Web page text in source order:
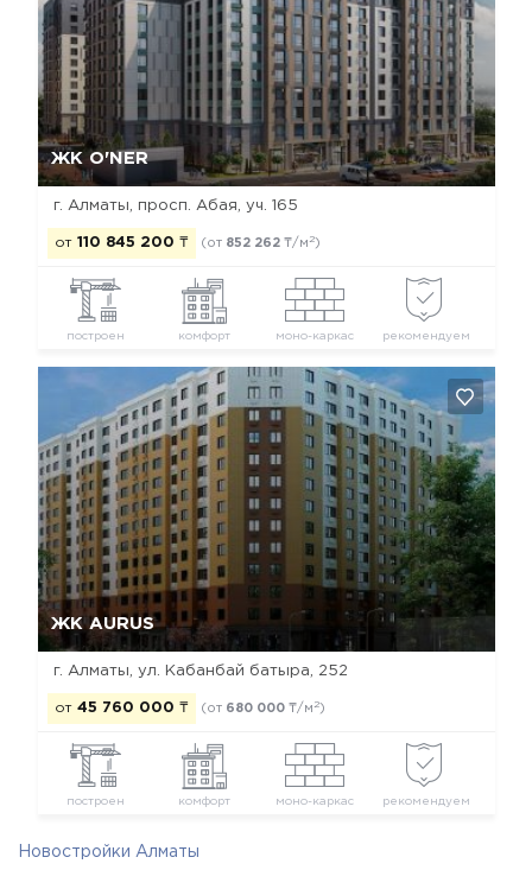
ЖК O'NER
г. Алматы, просп. Абая, уч. 165
от 110 845 200 ₸ (от 852 262 ₸/м 2)
построен комфорт моно-каркас рекомендуем
ЖК AURUS
г. Алматы, ул. Кабанбай батыра, 252
от 45 760 000 ₸ (от 680 000 ₸/м 2)
построен комфорт моно-каркас рекомендуем
Да, удалить
Новостройки Алматы